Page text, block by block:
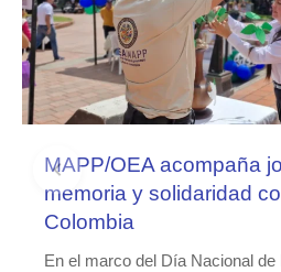
MAPP/OEA acompaña
memoria y solidaridad
Colombia
En el marco del Día Nacional